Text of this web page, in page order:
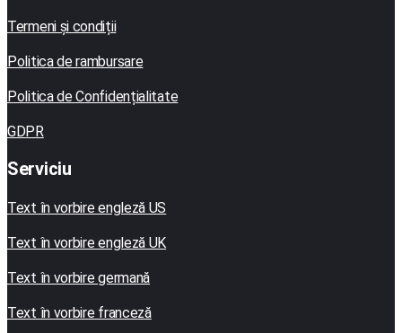
Termeni și condiții
Politica de rambursare
Politica de Confidențialitate
GDPR
Serviciu
Text în vorbire engleză US
Text în vorbire engleză UK
Text în vorbire germană
Text în vorbire franceză